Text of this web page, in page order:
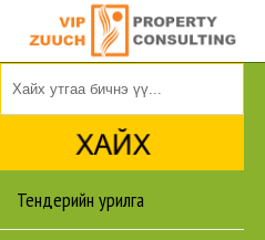
Тендерийн урилга